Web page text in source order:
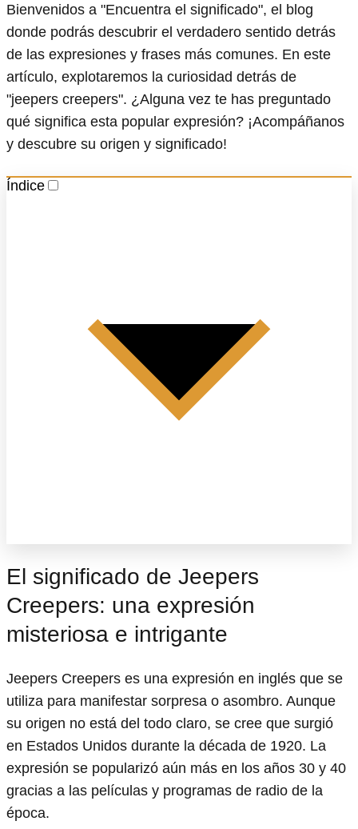
Bienvenidos a "Encuentra el significado", el blog
donde podrás descubrir el verdadero sentido detrás
de las expresiones y frases más comunes. En este
artículo, explotaremos la curiosidad detrás de
"jeepers creepers". ¿Alguna vez te has preguntado
qué significa esta popular expresión? ¡Acompáñanos
y descubre su origen y significado!
Índice
El significado de Jeepers
Creepers: una expresión
misteriosa e intrigante
Jeepers Creepers es una expresión en inglés que se
utiliza para manifestar sorpresa o asombro. Aunque
su origen no está del todo claro, se cree que surgió
en Estados Unidos durante la década de 1920. La
expresión se popularizó aún más en los años 30 y 40
gracias a las películas y programas de radio de la
época.